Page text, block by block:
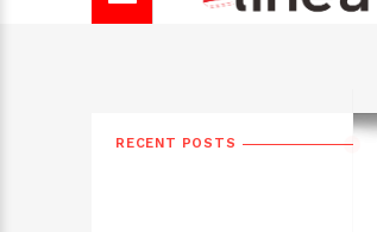
RECENT POSTS